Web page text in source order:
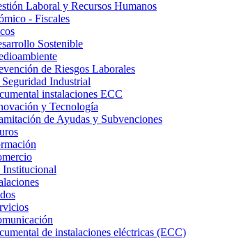
Laboral y Recursos Humanos
- Fiscales
Sostenible
de Riesgos Laborales
Industrial
instalaciones ECC
y Tecnología
de Ayudas y Subvenciones
Institucional
de instalaciones eléctricas (ECC)